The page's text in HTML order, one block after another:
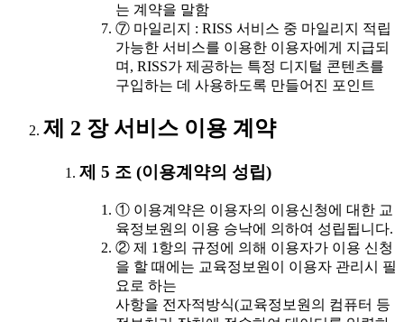
는 계약을 말함
⑦ 마일리지 : RISS 서비스 중 마일리지 적립
가능한 서비스를 이용한 이용자에게 지급되
며, RISS가 제공하는 특정 디지털 콘텐츠를
구입하는 데 사용하도록 만들어진 포인트
제 2 장 서비스 이용 계약
제 5 조 (이용계약의 성립)
① 이용계약은 이용자의 이용신청에 대한 교
육정보원의 이용 승낙에 의하여 성립됩니다.
② 제 1항의 규정에 의해 이용자가 이용 신청
을 할 때에는 교육정보원이 이용자 관리시 필
요로 하는
사항을 전자적방식(교육정보원의 컴퓨터 등